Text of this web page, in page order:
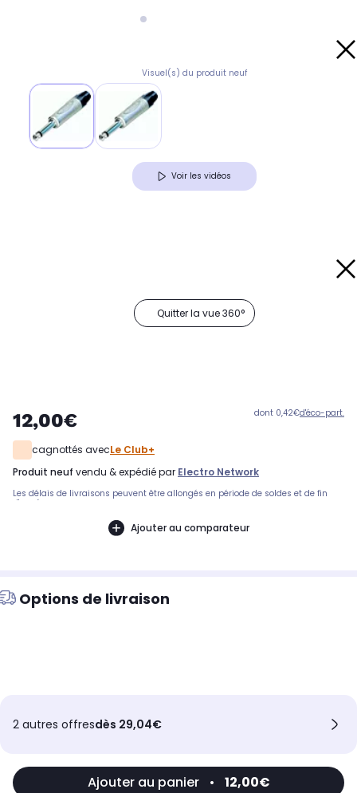
Visuel(s) du produit neuf
Voir les vidéos
Quitter la vue 360°
12,00€ dont 0,42€d'éco-part.
cagnottés avecLe Club+
produit neuf vendu & expédié par Electro Network
Les délais de livraisons peuvent être allongés en période de soldes et de fin
d'année.
Ajouter au comparateur
Options de livraison
2 autres offresdès 29,04€
Ajouter au panier • 12,00€